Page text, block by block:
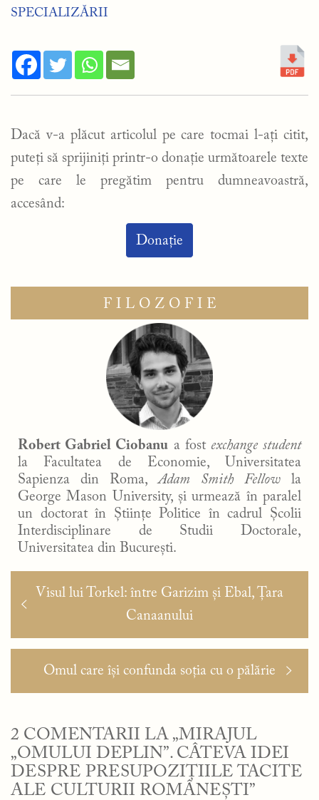
SPECIALIZĂRII
Dacă v-a plăcut articolul pe care tocmai l-ați citit,
puteți să sprijiniți printr-o donație următoarele texte
pe care le pregătim pentru dumneavoastră,
accesând:
Donație
FILOZOFIE
Robert Gabriel Ciobanu a fost exchange student
la Facultatea de Economie, Universitatea
Sapienza din Roma,Adam Smith Fellow la
George Mason University, și urmează în paralel
un doctorat în Științe Politice în cadrul Școlii
Interdisciplinare de Studii Doctorale,
Universitatea din București.
Navigare
în
Articolul
Visul lui Torkel: între Garizim și Ebal, Țara
Canaanului
Articolul
următor:
Omul care își confunda soția cu o pălărie
2 COMENTARII LA „MIRAJUL
„OMULUI DEPLIN”. CÂTEVA IDEI
DESPRE PRESUPOZIȚIILE TACITE
ALE CULTURII ROMÂNEȘTI”